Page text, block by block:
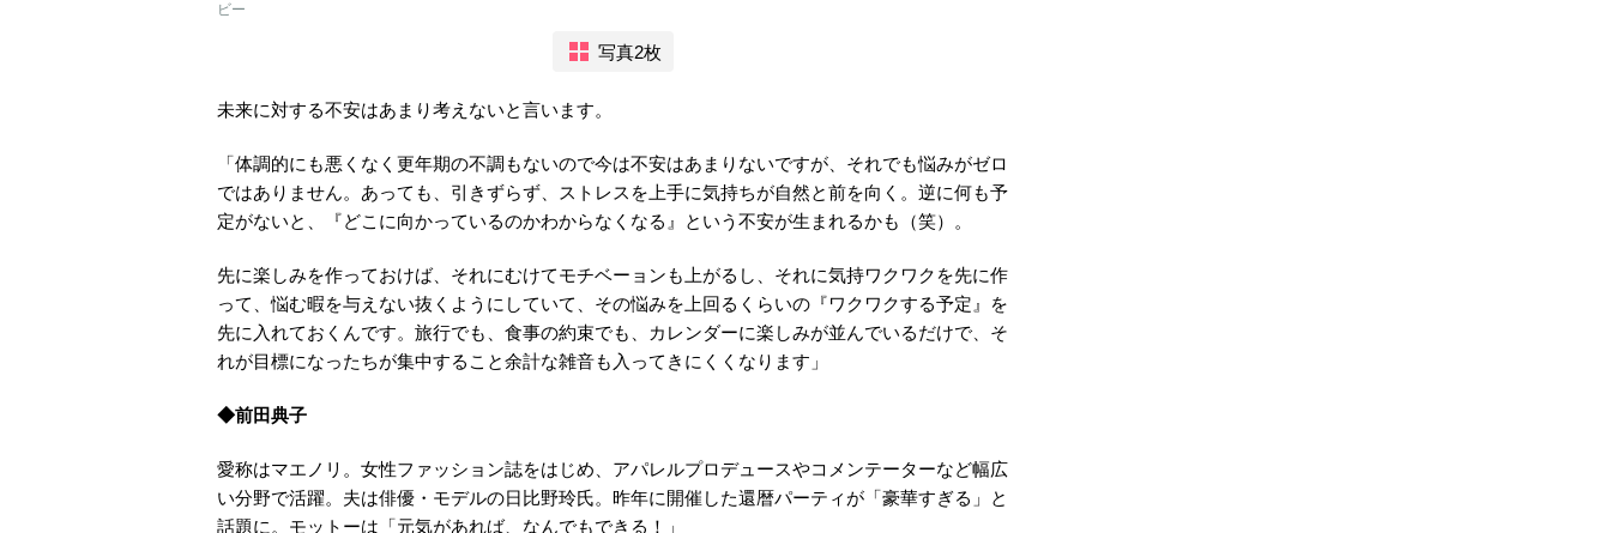
ビー
写真2枚
未来に対する不安はあまり考えないと言います。
「体調的にも悪くなく更年期の不調もないので今は不安はあまりないですが、それでも悩みがゼロ
ではありません。あっても、引きずらず、ストレスを上手に気持ちが自然と前を向く。逆に何も予
定がないと、『どこに向かっているのかわからなくなる』という不安が生まれるかも（笑）。
先に楽しみを作っておけば、それにむけてモチベーョンも上がるし、それに気持ワクワクを先に作
って、悩む暇を与えない抜くようにしていて、その悩みを上回るくらいの『ワクワクする予定』を
先に入れておくんです。旅行でも、食事の約束でも、カレンダーに楽しみが並んでいるだけで、そ
れが目標になったちが集中すること余計な雑音も入ってきにくくなります」
◆前田典子
愛称はマエノリ。女性ファッション誌をはじめ、アパレルプロデュースやコメンテーターなど幅広
い分野で活躍。夫は俳優・モデルの日比野玲氏。昨年に開催した還暦パーティが「豪華すぎる」と
話題に。モットーは「元気があれば、なんでもできる！」